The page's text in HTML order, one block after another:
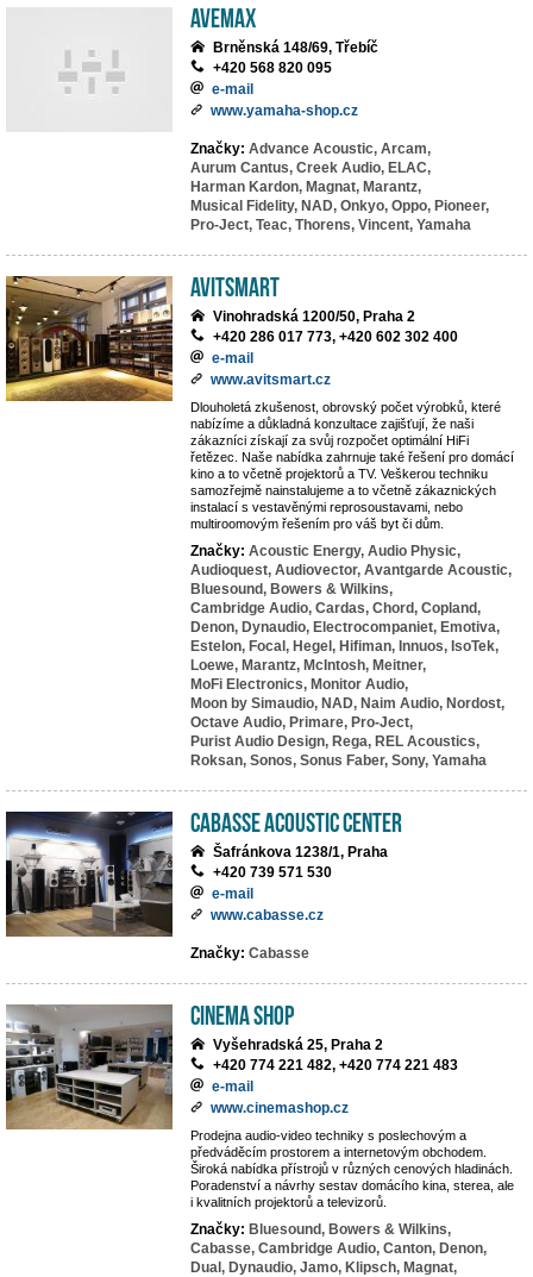
AVEMAX
Brněnská 148/69, Třebíč
+420 568 820 095
e-mail
www.yamaha-shop.cz
Značky: Advance Acoustic, Arcam,
Aurum Cantus, Creek Audio, ELAC,
Harman Kardon, Magnat, Marantz,
Musical Fidelity, NAD, Onkyo, Oppo, Pioneer,
Pro-Ject, Teac, Thorens, Vincent, Yamaha
Avitsmart
Vinohradská 1200/50, Praha 2
+420 286 017 773, +420 602 302 400
e-mail
www.avitsmart.cz
Dlouholetá zkušenost, obrovský počet výrobků, které
nabízíme a důkladná konzultace zajišťují, že naši
zákazníci získají za svůj rozpočet optimální HiFi
řetězec. Naše nabídka zahrnuje také řešení pro domácí
kino a to včetně projektorů a TV. Veškerou techniku
samozřejmě nainstalujeme a to včetně zákaznických
instalací s vestavěnými reprosoustavami, nebo
multiroomovým řešením pro váš byt či dům.
Značky: Acoustic Energy, Audio Physic,
Audioquest, Audiovector, Avantgarde Acoustic,
Bluesound, Bowers & Wilkins,
Cambridge Audio, Cardas, Chord, Copland,
Denon, Dynaudio, Electrocompaniet, Emotiva,
Estelon, Focal, Hegel, Hifiman, Innuos, IsoTek,
Loewe, Marantz, McIntosh, Meitner,
MoFi Electronics, Monitor Audio,
Moon by Simaudio, NAD, Naim Audio, Nordost,
Octave Audio, Primare, Pro-Ject,
Purist Audio Design, Rega, REL Acoustics,
Roksan, Sonos, Sonus Faber, Sony, Yamaha
Cabasse Acoustic Center
Šafránkova 1238/1, Praha
+420 739 571 530
e-mail
www.cabasse.cz
Značky: Cabasse
Cinema Shop
Vyšehradská 25, Praha 2
+420 774 221 482, +420 774 221 483
e-mail
www.cinemashop.cz
Prodejna audio-video techniky s poslechovým a
předváděcím prostorem a internetovým obchodem.
Široká nabídka přístrojů v různých cenových hladinách.
Poradenství a návrhy sestav domácího kina, sterea, ale
i kvalitních projektorů a televizorů.
Značky: Bluesound, Bowers & Wilkins,
Cabasse, Cambridge Audio, Canton, Denon,
Dual, Dynaudio, Jamo, Klipsch, Magnat,